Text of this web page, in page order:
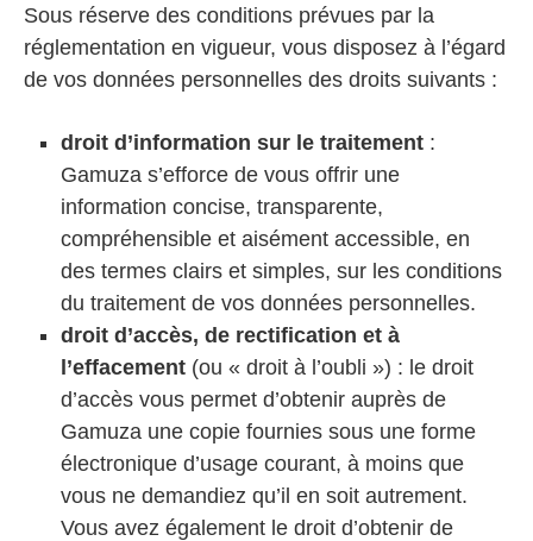
Sous réserve des conditions prévues par la
réglementation en vigueur, vous disposez à l’égard
de vos données personnelles des droits suivants :
droit d’information sur le traitement :
Gamuza s’efforce de vous offrir une
information concise, transparente,
compréhensible et aisément accessible, en
des termes clairs et simples, sur les conditions
du traitement de vos données personnelles.
droit d’accès, de rectification et à
l’effacement (ou « droit à l’oubli ») : le droit
d’accès vous permet d’obtenir auprès de
Gamuza une copie fournies sous une forme
électronique d’usage courant, à moins que
vous ne demandiez qu’il en soit autrement.
Vous avez également le droit d’obtenir de